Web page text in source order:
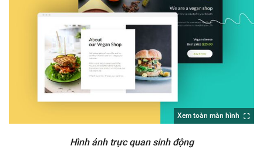
Xem toàn màn hình
Hình ảnh trực quan sinh động